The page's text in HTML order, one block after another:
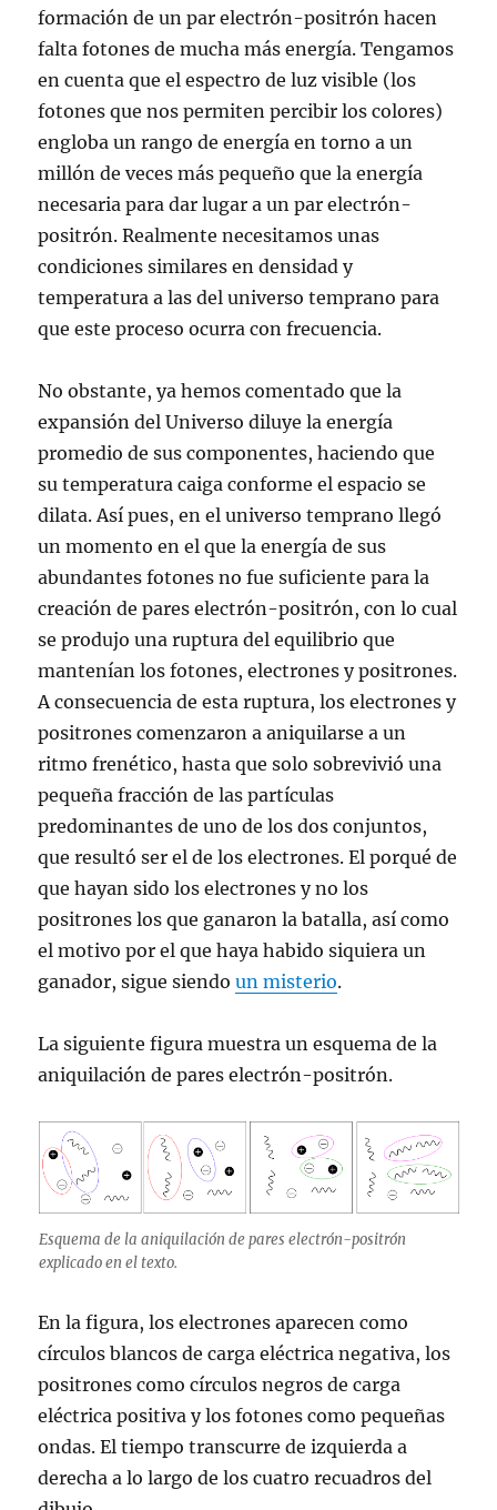
formación de un par electrón-positrón hacen
falta fotones de mucha más energía. Tengamos
en cuenta que el espectro de luz visible (los
fotones que nos permiten percibir los colores)
engloba un rango de energía en torno a un
millón de veces más pequeño que la energía
necesaria para dar lugar a un par electrón-
positrón. Realmente necesitamos unas
condiciones similares en densidad y
temperatura a las del universo temprano para
que este proceso ocurra con frecuencia.
No obstante, ya hemos comentado que la
expansión del Universo diluye la energía
promedio de sus componentes, haciendo que
su temperatura caiga conforme el espacio se
dilata. Así pues, en el universo temprano llegó
un momento en el que la energía de sus
abundantes fotones no fue suficiente para la
creación de pares electrón-positrón, con lo cual
se produjo una ruptura del equilibrio que
mantenían los fotones, electrones y positrones.
A consecuencia de esta ruptura, los electrones y
positrones comenzaron a aniquilarse a un
ritmo frenético, hasta que solo sobrevivió una
pequeña fracción de las partículas
predominantes de uno de los dos conjuntos,
que resultó ser el de los electrones. El porqué de
que hayan sido los electrones y no los
positrones los que ganaron la batalla, así como
el motivo por el que haya habido siquiera un
ganador, sigue siendoun misterio.
La siguiente figura muestra un esquema de la
aniquilación de pares electrón-positrón.
Esquema de la aniquilación de pares electrón-positrón
explicado en el texto.
En la figura, los electrones aparecen como
círculos blancos de carga eléctrica negativa, los
positrones como círculos negros de carga
eléctrica positiva y los fotones como pequeñas
ondas. El tiempo transcurre de izquierda a
derecha a lo largo de los cuatro recuadros del